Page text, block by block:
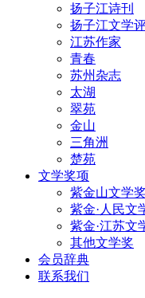
扬子江诗刊
扬子江文学
江苏作家
青春
苏州杂志
太湖
翠苑
金山
三角洲
楚苑
文学奖项
紫金山文学奖
紫金·人民文
紫金·江苏文
其他文学奖
会员辞典
联系我们